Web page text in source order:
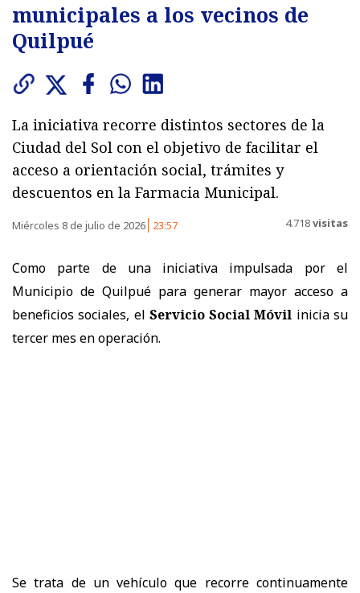
municipales a los vecinos de
Quilpué
La iniciativa recorre distintos sectores de la
Ciudad del Sol con el objetivo de facilitar el
acceso a orientación social, trámites y
descuentos en la Farmacia Municipal.
Miércoles 8 de julio de 2026 23:57 4.718visitas
Como parte de una iniciativa impulsada por el
Municipio de Quilpué para generar mayor acceso a
beneficios sociales, el Servicio Social Móvil inicia su
tercer mes en operación.
Se trata de un vehículo que recorre continuamente